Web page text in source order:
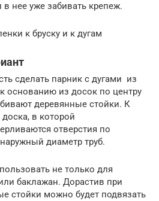
в нее уже забивать крепеж.
к бруску и к дугам
сделать парник с дугами из
основанию из досок по центру
деревянные стойки. К
в которой
отверстия по
диаметр труб.
не только для
баклажан. Дорастив при
стойки можно будет подвязать